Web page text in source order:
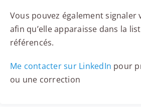
Vous pouvez également
afin qu’elle apparaisse dans la
référencés.
Me contacter sur LinkedIn pour
ou une correction